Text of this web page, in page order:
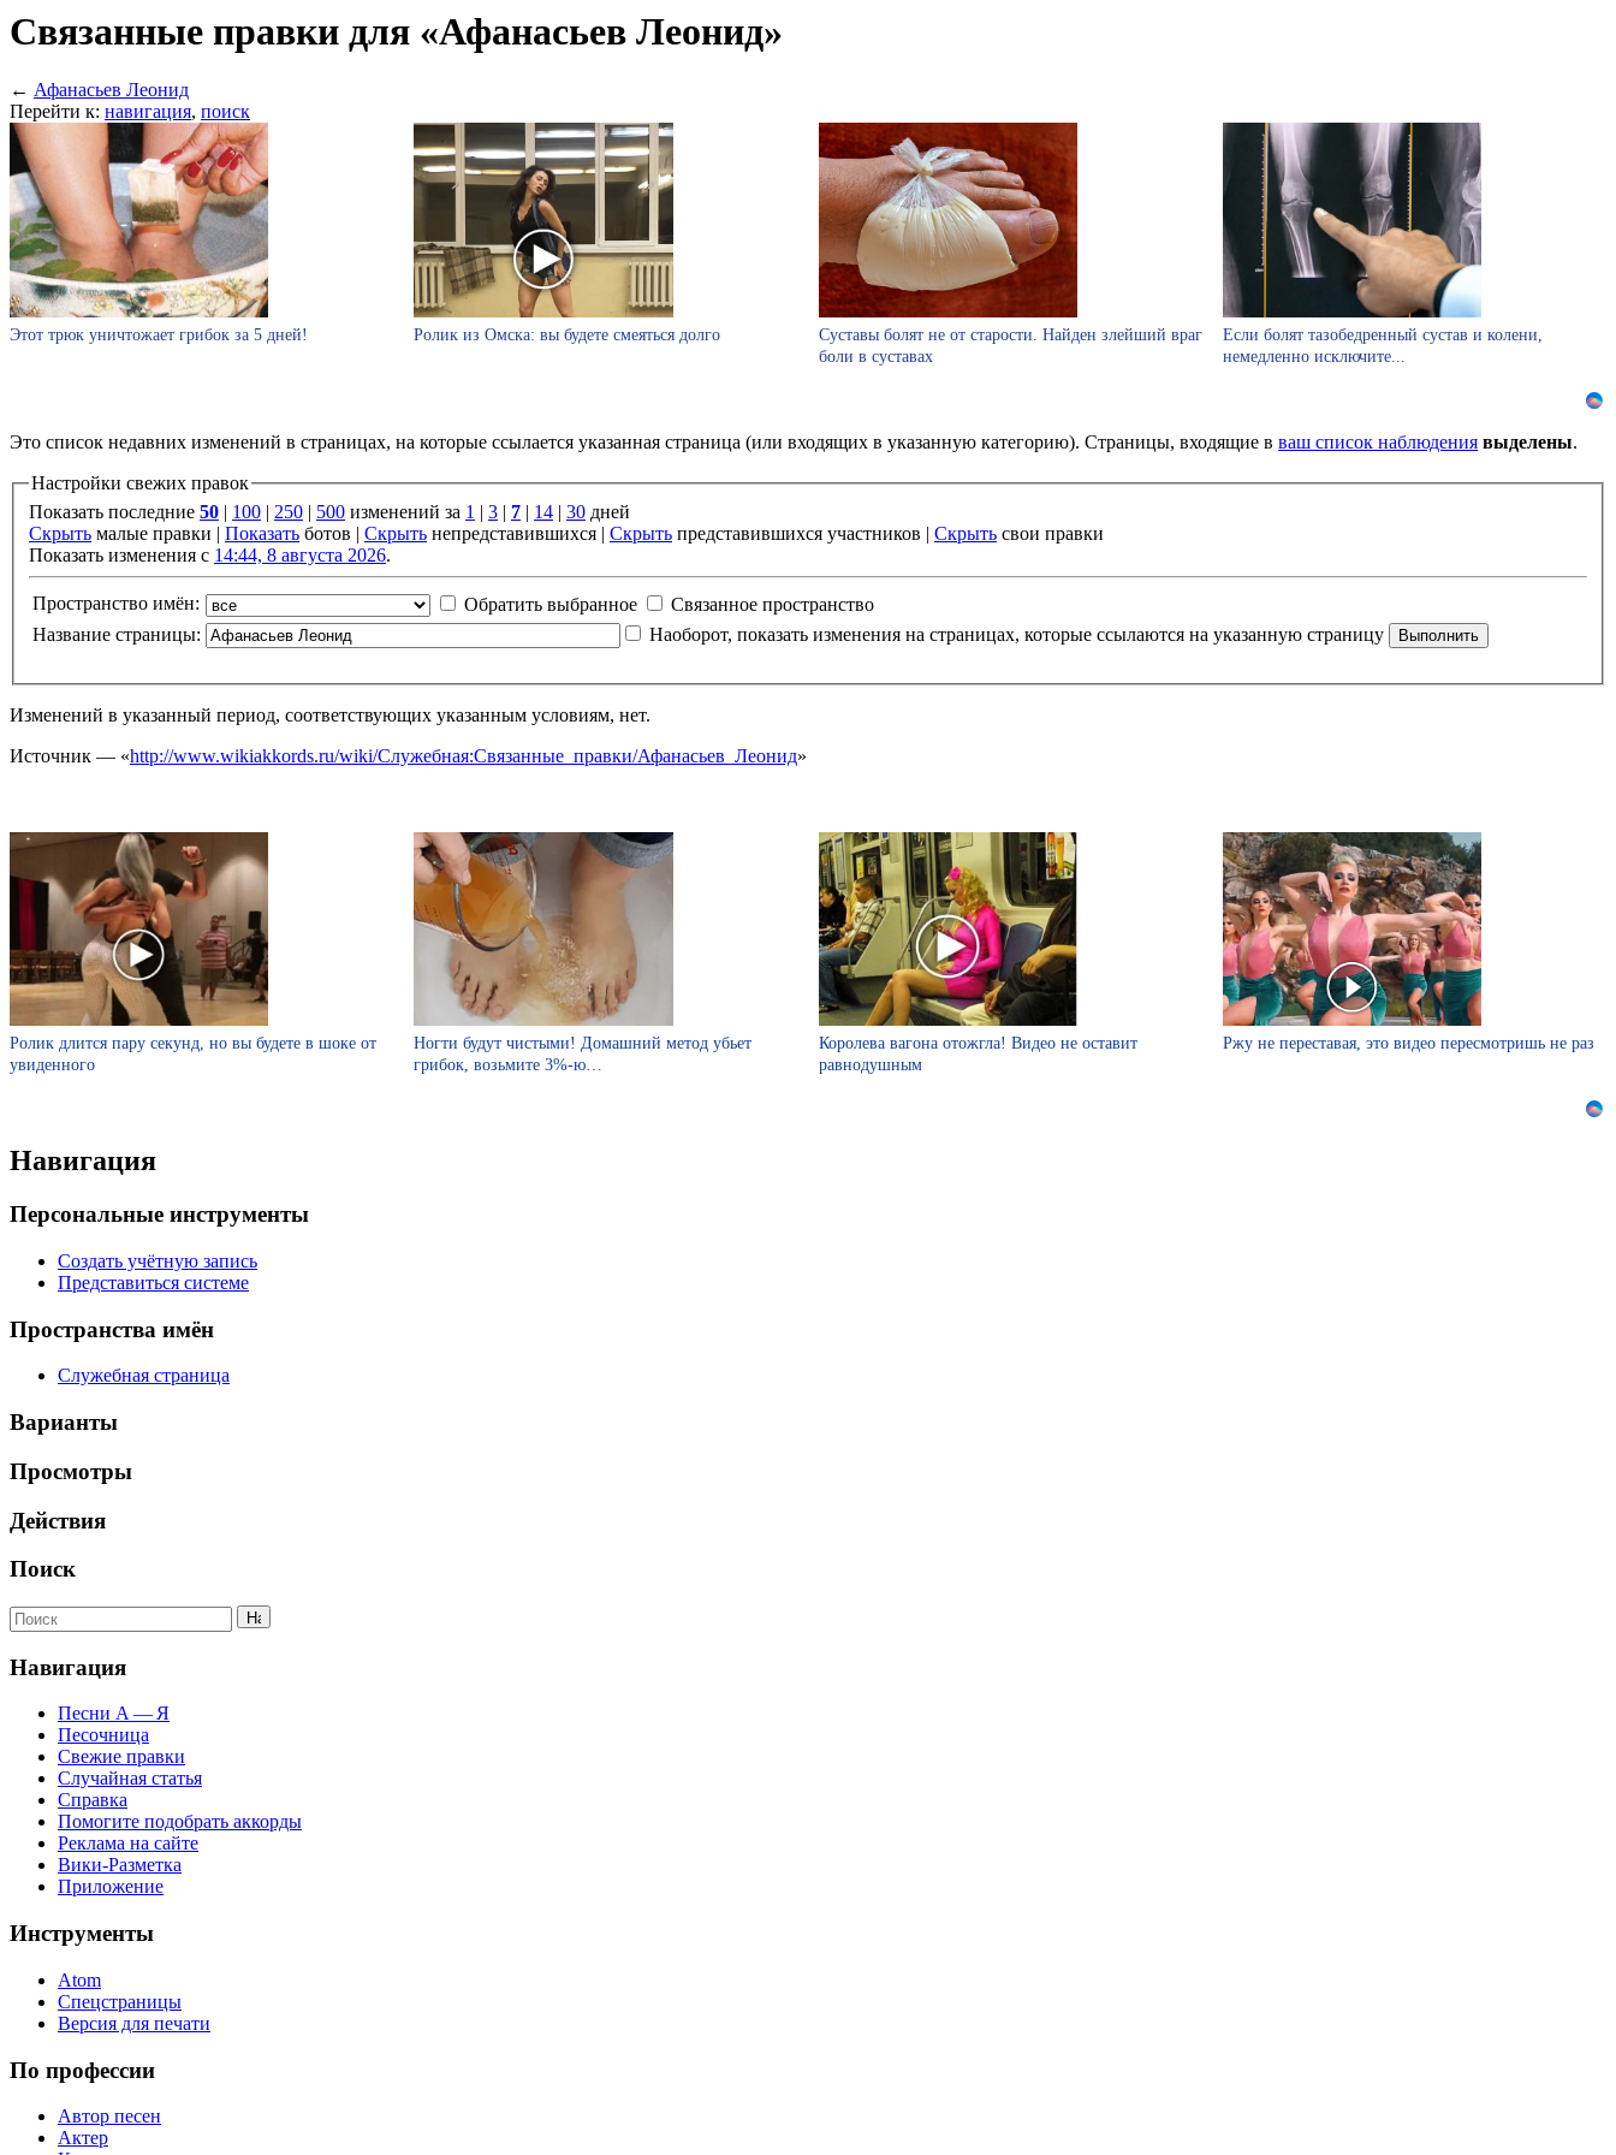
Связанные правки для «Афанасьев Леонид»
← Афанасьев Леонид
Перейти к: навигация, поиск
Этот трюк уничтожает грибок за 5 дней! Ролик из Омска: вы будете смеяться долго
Суставы болят не от старости. Найден злейший враг
боли в суставах
Если болят тазобедренный сустав и колени,
немедленно исключите...
Это список недавних изменений в страницах, на которые ссылается указанная страница (или входящих в указанную категорию). Страницы, входящие в ваш список наблюдения выделены.
Настройки свежих правок
Показать последние 50 | 100 | 250 | 500 изменений за 1 | 3 | 7 | 14 | 30 дней
Скрыть малые правки | Показать ботов | Скрыть непредставившихся | Скрыть представившихся участников | Скрыть свои правки
Показать изменения с 14:44, 8 августа 2026.
Пространство имён: Обратить выбранное
Связанное пространство
Название страницы:
Наоборот, показать изменения на страницах, которые ссылаются на указанную страницу
Изменений в указанный период, соответствующих указанным условиям, нет.
Источник — «http://www.wikiakkords.ru/wiki/Служебная:Связанные_правки/Афанасьев_Леонид»
Ролик длится пару секунд, но вы будете в шоке от
увиденного
Ногти будут чистыми! Домашний метод убьет
грибок, возьмите 3%-ю…
Королева вагона отожгла! Видео не оставит
равнодушным
Ржу не переставая, это видео пересмотришь не раз
Навигация
Персональные инструменты
Создать учётную запись
Представиться системе
Пространства имён
Служебная страница
Варианты
Просмотры
Действия
Поиск
Навигация
Песни А — Я
Песочница
Свежие правки
Случайная статья
Справка
Помогите подобрать аккорды
Реклама на сайте
Вики-Разметка
Приложение
Инструменты
Atom
Спецстраницы
Версия для печати
По профессии
Автор песен
Актер